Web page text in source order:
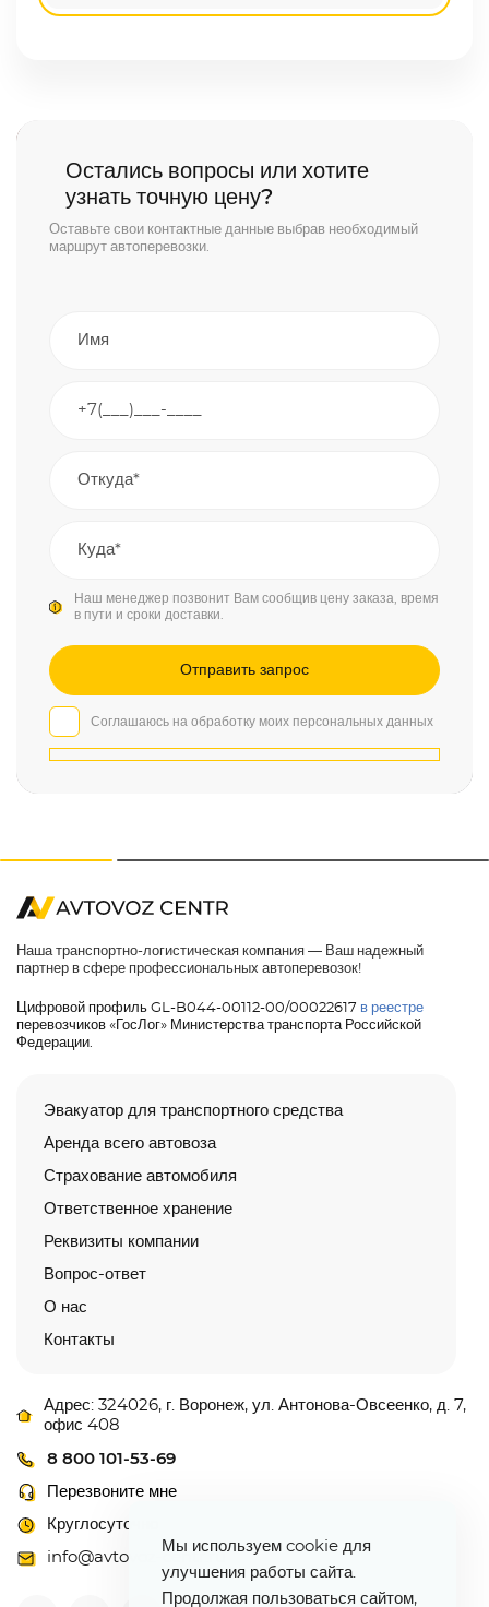
Остались вопросы или хотите
узнать точную цену?
Оставьте свои контактные данные выбрав необходимый
маршрут автоперевозки.
Наш менеджер позвонит Вам сообщив цену заказа, время
в пути и сроки доставки.
Соглашаюсь на обработку моих персональных данных
Наша транспортно-логистическая компания — Ваш надежный
партнер в сфере профессиональных автоперевозок!
Цифровой профиль GL-B044-00112-00/00022617 в реестре
перевозчиков «ГосЛог» Министерства транспорта Российской
Федерации.
Эвакуатор для транспортного средства
Аренда всего автовоза
Страхование автомобиля
Ответственное хранение
Реквизиты компании
Вопрос-ответ
О нас
Контакты
Адрес: 324026, г. Воронеж, ул. Антонова-Овсеенко, д. 7,
офис 408
8 800 101-53-69
Перезвоните мне
Круглосуточно
info@avtovoz-centr.ru
Мы используем cookie для
улучшения работы сайта.
Продолжая пользоваться сайтом,